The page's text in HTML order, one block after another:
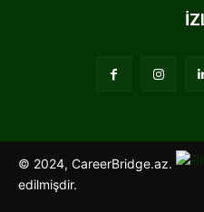
© 2024, CareerBridge.az.
edilmişdir.